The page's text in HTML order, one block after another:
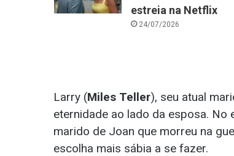
estreia na Netflix
24/07/2026
Larry (Miles Teller), seu atual
eternidade ao lado da esposa. No
marido de Joan que morreu na
escolha mais sábia a se fazer.